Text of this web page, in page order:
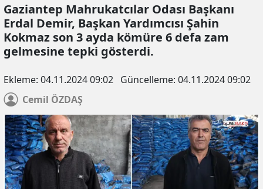
Gaziantep Mahrukatcılar Odası Başkanı
Erdal Demir, Başkan Yardımcısı Şahin
Kokmaz son 3 ayda kömüre 6 defa zam
gelmesine tepki gösterdi.
Ekleme: 04.11.2024 09:02 Güncelleme: 04.11.2024 09:02
Cemil ÖZDAŞ